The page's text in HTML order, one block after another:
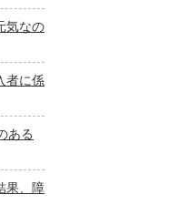
気なの
者に係
ある
果、障